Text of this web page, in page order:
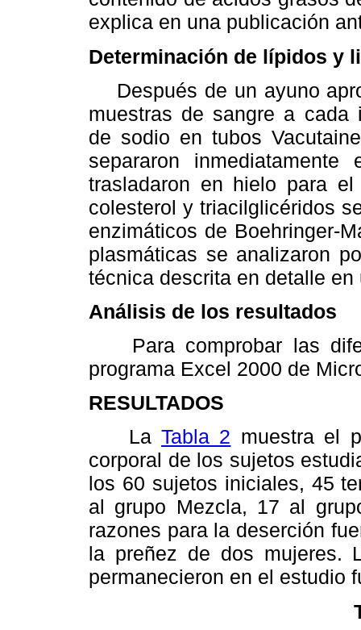
explica en una publicación
Determinación de lípidos y
Después de un ayuno
muestras de sangre a cada
de sodio en tubos
separaron
trasladaron en hielo para
colesterol y triacilglicéridos
enzimáticos de Boehringer-
plasmáticas se analizaron
técnica descrita en detalle
Análisis de los resultados
Para comprobar las
programa Excel 2000 de
RESULTADOS
La Tabla 2 muestra el
corporal de los sujetos
los 60 sujetos iniciales, 45
al grupo Mezcla, 17 al
razones para la deserción
la preñez de dos mujeres.
permanecieron en el estudio